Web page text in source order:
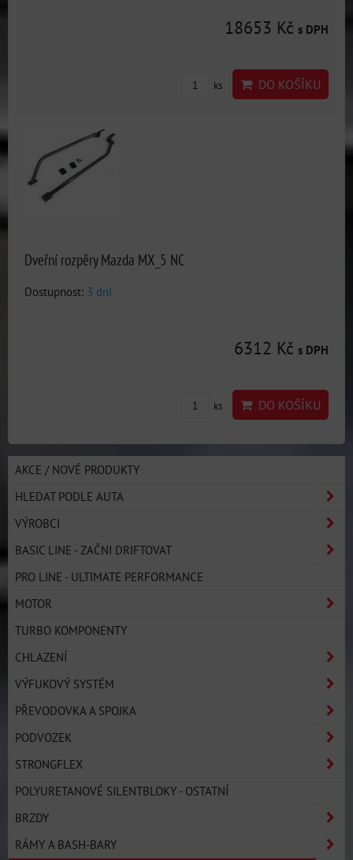
18653 Kč s DPH
ks DO KOŠÍKU
Dveřní rozpěry Mazda MX_5 NC
Dostupnost: 3 dni
6312 Kč s DPH
ks DO KOŠÍKU
AKCE / NOVÉ PRODUKTY
HLEDAT PODLE AUTA
VÝROBCI
BASIC LINE - ZAČNI DRIFTOVAT
PRO LINE - ULTIMATE PERFORMANCE
MOTOR
TURBO KOMPONENTY
CHLAZENÍ
VÝFUKOVÝ SYSTÉM
PŘEVODOVKA A SPOJKA
PODVOZEK
STRONGFLEX
POLYURETANOVÉ SILENTBLOKY - OSTATNÍ
BRZDY
RÁMY A BASH-BARY